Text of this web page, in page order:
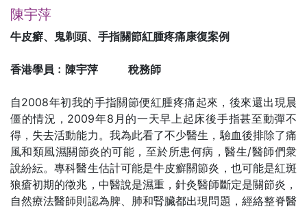
陳宇萍
牛皮癬、鬼剃頭、手指關節紅腫疼痛康復案例
香港學員﹕陳宇萍 稅務師
自2008年初我的手指關節便紅腫疼痛起來，後來還出現晨
僵的情況，2009年8月的一天早上起床後手指甚至動彈不
得，失去活動能力。我為此看了不少醫生，驗血後排除了痛
風和類風濕關節炎的可能，至於所患何病，醫生/醫師們衆
說紛紜。專科醫生估計可能是牛皮癬關節炎，也可能是紅斑
狼瘡初期的徵兆，中醫說是濕重，針灸醫師斷定是關節炎，
自然療法醫師則認為脾、肺和腎臟都出現問題，經絡整脊醫